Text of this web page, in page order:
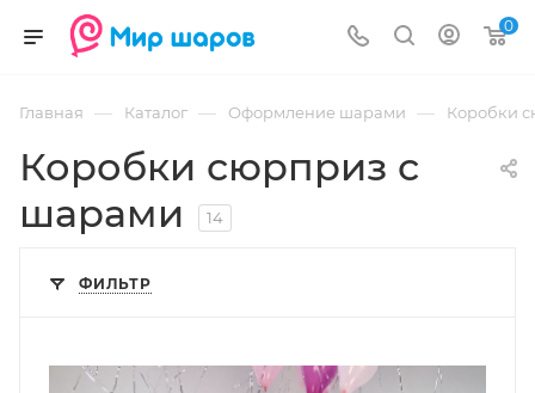
0
Главная — Каталог — Оформление шарами — Коробки
Коробки сюрприз с
шарами
14
ФИЛЬТР